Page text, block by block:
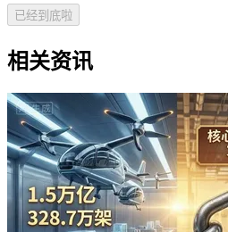
已经到底啦
相关资讯